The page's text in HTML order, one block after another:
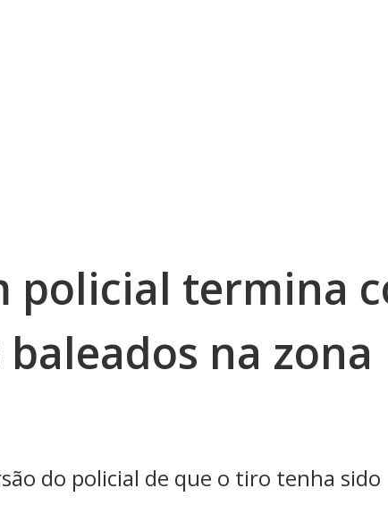
policial termina
na zona
do policial de que o tiro tenha sido